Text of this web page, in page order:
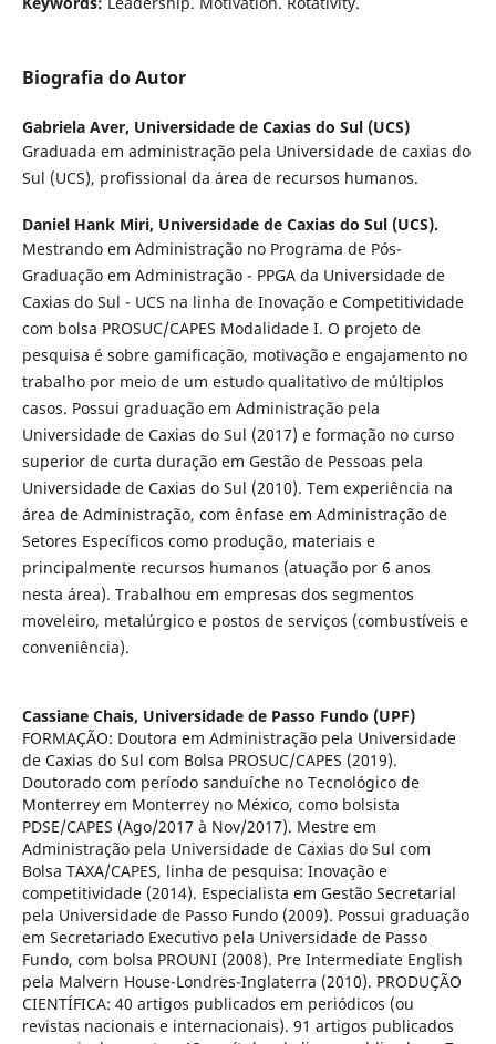
Biografia do Autor
Gabriela Aver, Universidade de Caxias do Sul (UCS)
Graduada em administração pela Universidade de caxias do
Sul (UCS), profissional da área de recursos humanos.
Daniel Hank Miri, Universidade de Caxias do Sul (UCS).
Mestrando em Administração no Programa de Pós-
Graduação em Administração - PPGA da Universidade de
Caxias do Sul - UCS na linha de Inovação e Competitividade
com bolsa PROSUC/CAPES Modalidade I. O projeto de
pesquisa é sobre gamificação, motivação e engajamento no
trabalho por meio de um estudo qualitativo de múltiplos
casos. Possui graduação em Administração pela
Universidade de Caxias do Sul (2017) e formação no curso
superior de curta duração em Gestão de Pessoas pela
Universidade de Caxias do Sul (2010). Tem experiência na
área de Administração, com ênfase em Administração de
Setores Específicos como produção, materiais e
principalmente recursos humanos (atuação por 6 anos
nesta área). Trabalhou em empresas dos segmentos
moveleiro, metalúrgico e postos de serviços (combustíveis e
conveniência).
Cassiane Chais, Universidade de Passo Fundo (UPF)
FORMAÇÃO: Doutora em Administração pela Universidade
de Caxias do Sul com Bolsa PROSUC/CAPES (2019).
Doutorado com período sanduíche no Tecnológico de
Monterrey em Monterrey no México, como bolsista
PDSE/CAPES (Ago/2017 à Nov/2017). Mestre em
Administração pela Universidade de Caxias do Sul com
Bolsa TAXA/CAPES, linha de pesquisa: Inovação e
competitividade (2014). Especialista em Gestão Secretarial
pela Universidade de Passo Fundo (2009). Possui graduação
em Secretariado Executivo pela Universidade de Passo
Fundo, com bolsa PROUNI (2008). Pre Intermediate English
pela Malvern House-Londres-Inglaterra (2010). PRODUÇÃO
CIENTÍFICA: 40 artigos publicados em periódicos (ou
revistas nacionais e internacionais). 91 artigos publicados